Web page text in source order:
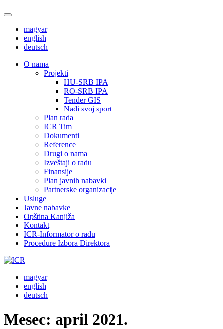
magyar
english
deutsch
О nama
Projekti
HU-SRB IPA
RO-SRB IPA
Tender GIS
Nađi svoj sport
Plan rada
ICR Tim
Dokumenti
Reference
Drugi o nama
Izveštaji o radu
Finansije
Plan javnih nabavki
Partnerske organizacije
Usluge
Javne nabavke
Opština Kanjiža
Kontakt
ICR-Informator o radu
Procedure Izbora Direktora
magyar
english
deutsch
Mesec: april 2021.